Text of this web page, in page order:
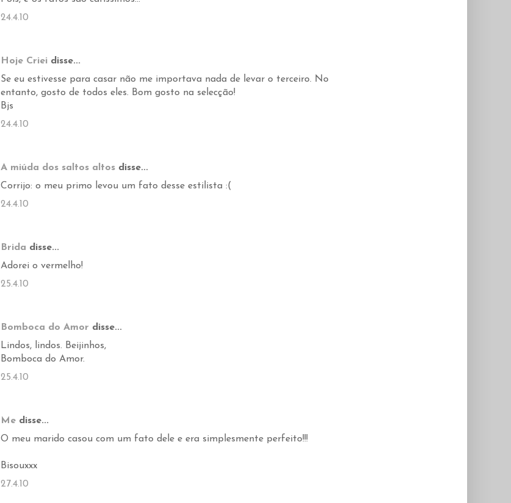
24.4.10
Hoje Criei disse...
Se eu estivesse para casar não me importava nada de levar o terceiro. No
entanto, gosto de todos eles. Bom gosto na selecção!
Bjs
24.4.10
A miúda dos saltos altos disse...
Corrijo: o meu primo levou um fato desse estilista :(
24.4.10
Brida disse...
Adorei o vermelho!
25.4.10
Bomboca do Amor disse...
Lindos, lindos. Beijinhos,
Bomboca do Amor.
25.4.10
Me disse...
O meu marido casou com um fato dele e era simplesmente perfeito!!!
Bisouxxx
27.4.10